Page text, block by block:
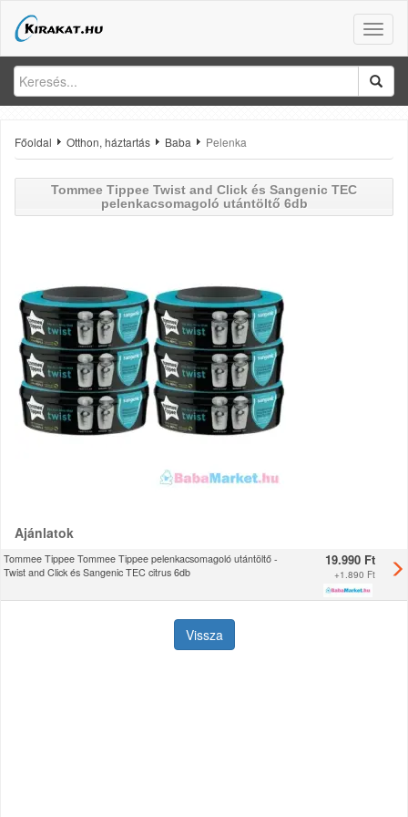
Toggle
Főoldal Otthon, háztartás Baba Pelenka
Tommee Tippee Twist and Click és Sangenic TEC
pelenkacsomagoló utántöltő 6db
Ajánlatok
Tommee Tippee Tommee Tippee pelenkacsomagoló utántöltő -
Twist and Click és Sangenic TEC citrus 6db
19.990 Ft
+1.890 Ft
Vissza